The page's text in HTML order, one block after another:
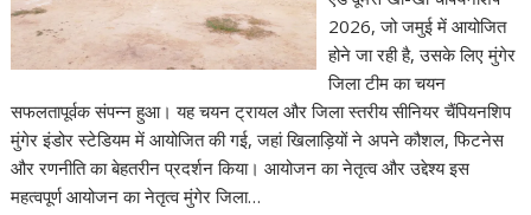
2026, जो जमुई में आयोजित
होने जा रही है, उसके लिए मुंगेर
जिला टीम का चयन
सफलतापूर्वक संपन्न हुआ। यह चयन ट्रायल और जिला स्तरीय सीनियर चैंपियनशिप
मुंगेर इंडोर स्टेडियम में आयोजित की गई, जहां खिलाड़ियों ने अपने कौशल, फिटनेस
और रणनीति का बेहतरीन प्रदर्शन किया। आयोजन का नेतृत्व और उद्देश्य इस
महत्वपूर्ण आयोजन का नेतृत्व मुंगेर जिला…